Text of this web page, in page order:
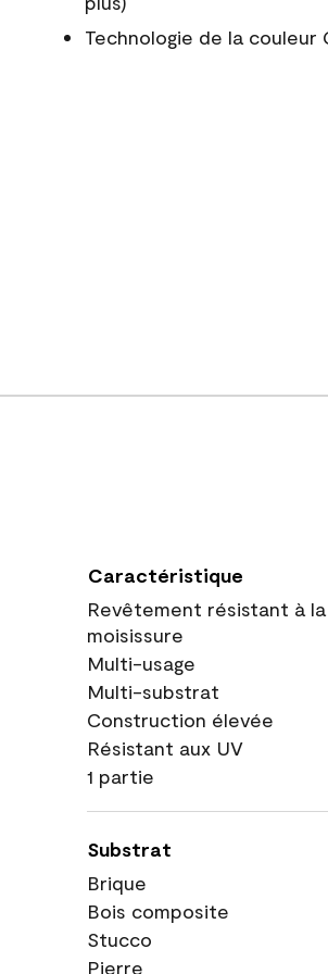
Technologie de la couleur
Caractéristique
Revêtement résistant à la
moisissure
Multi-usage
Multi-substrat
Construction élevée
Résistant aux UV
1 partie
Substrat
Brique
Bois composite
Stucco
Pierre